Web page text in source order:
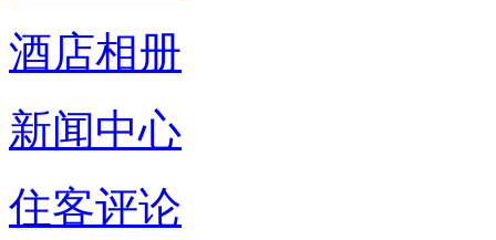
酒店相册
新闻中心
住客评论